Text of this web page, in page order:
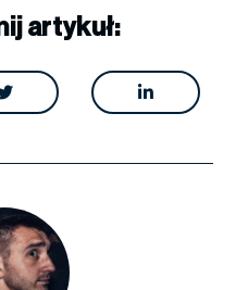
artykuł:
